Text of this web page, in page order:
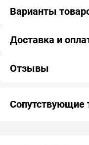
Варианты
Доставка и
Отзывы
Сопутствующие